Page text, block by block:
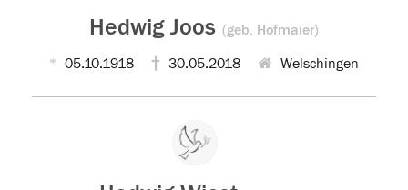
Hedwig Joos (geb. Hofmaier)
05.10.1918 30.05.2018 Welschingen